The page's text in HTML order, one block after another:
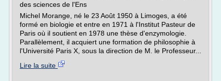
des sciences de l'Ens
Michel Morange, né le 23 Août 1950 à Limoges, a été
formé en biologie et entre en 1971 à l'Institut Pasteur de
Paris où il soutient en 1978 une thèse d'enzymologie.
Parallèlement, il acquiert une formation de philosophie à
l'Université Paris X, sous la direction de M. le Professeur...
Lire la suite